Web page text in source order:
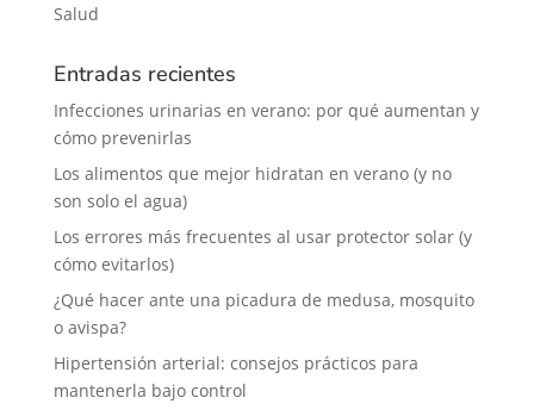
Salud
Entradas recientes
Infecciones urinarias en verano: por qué aumentan y
cómo prevenirlas
Los alimentos que mejor hidratan en verano (y no
son solo el agua)
Los errores más frecuentes al usar protector solar (y
cómo evitarlos)
¿Qué hacer ante una picadura de medusa, mosquito
o avispa?
Hipertensión arterial: consejos prácticos para
mantenerla bajo control